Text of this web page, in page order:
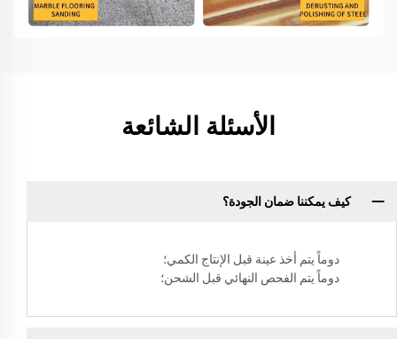
الأسئلة الشائعة
كيف يمكننا ضمان الجودة؟
دوماً يتم أخذ عينة قبل الإنتاج الكمي؛
دوماً يتم الفحص النهائي قبل الشحن؛